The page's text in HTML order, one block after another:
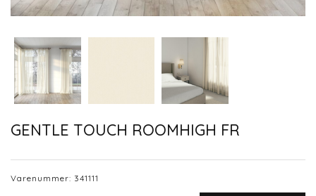
GENTLE TOUCH ROOMHIGH FR
Varenummer: 341111